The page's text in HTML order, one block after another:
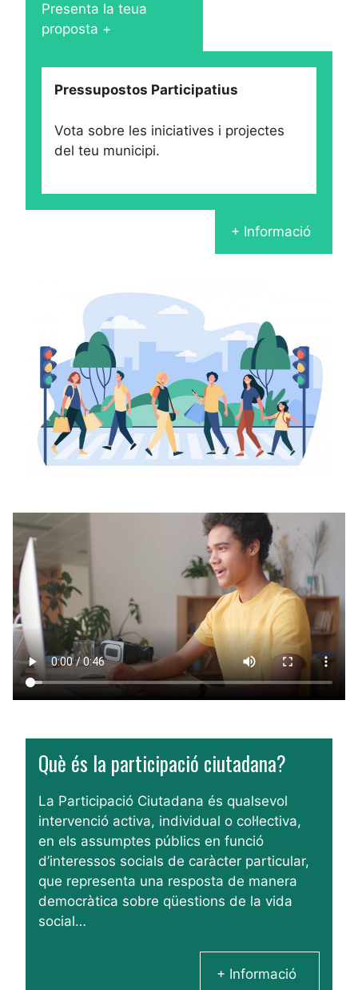
Presenta la teua
proposta +
Pressupostos Participatius
Vota sobre les iniciatives i projectes
del teu municipi.
+ Informació
Què és la participació ciutadana?
La Participació Ciutadana és qualsevol
intervenció activa, individual o col·lectiva,
en els assumptes públics en funció
d’interessos socials de caràcter particular,
que representa una resposta de manera
democràtica sobre qüestions de la vida
social…
+ Informació